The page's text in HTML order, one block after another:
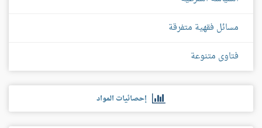
مسائل فقهية متفرقة
فتاوى متنوعة
إحصائيات المواد